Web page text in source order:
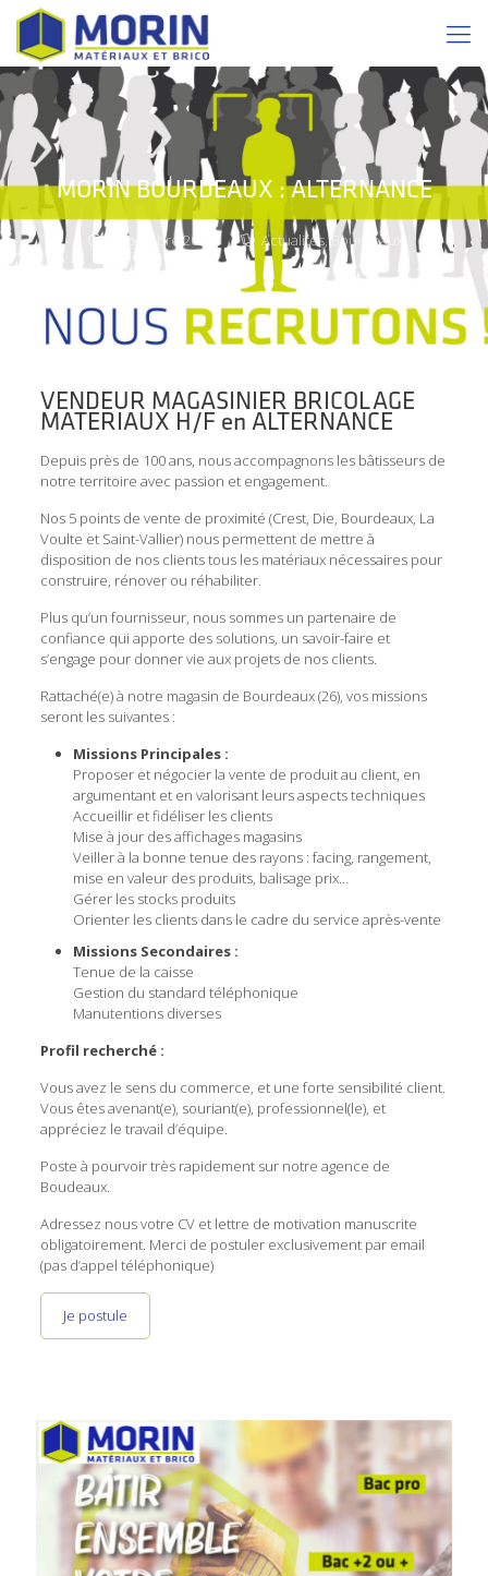
MORIN BOURDEAUX : ALTERNANCE
21 octobre 2025 Actualités,Bourdeaux
VENDEUR MAGASINIER BRICOLAGE
MATERIAUX H/F en ALTERNANCE
Depuis près de 100 ans, nous accompagnons les bâtisseurs de
notre territoire avec passion et engagement.
Nos 5 points de vente de proximité (Crest, Die, Bourdeaux, La
Voulte et Saint-Vallier) nous permettent de mettre à
disposition de nos clients tous les matériaux nécessaires pour
construire, rénover ou réhabiliter.
Plus qu’un fournisseur, nous sommes un partenaire de
confiance qui apporte des solutions, un savoir-faire et
s’engage pour donner vie aux projets de nos clients.
Rattaché(e) à notre magasin de Bourdeaux (26), vos missions
seront les suivantes :
Missions Principales :
Proposer et négocier la vente de produit au client, en
argumentant et en valorisant leurs aspects techniques
Accueillir et fidéliser les clients
Mise à jour des affichages magasins
Veiller à la bonne tenue des rayons : facing, rangement,
mise en valeur des produits, balisage prix…
Gérer les stocks produits
Orienter les clients dans le cadre du service après-vente
Missions Secondaires :
Tenue de la caisse
Gestion du standard téléphonique
Manutentions diverses
Profil recherché :
Vous avez le sens du commerce, et une forte sensibilité client.
Vous êtes avenant(e), souriant(e), professionnel(le), et
appréciez le travail d’équipe.
Poste à pourvoir très rapidement sur notre agence de
Boudeaux.
Adressez nous votre CV et lettre de motivation manuscrite
obligatoirement. Merci de postuler exclusivement par email
(pas d’appel téléphonique)
Je postule